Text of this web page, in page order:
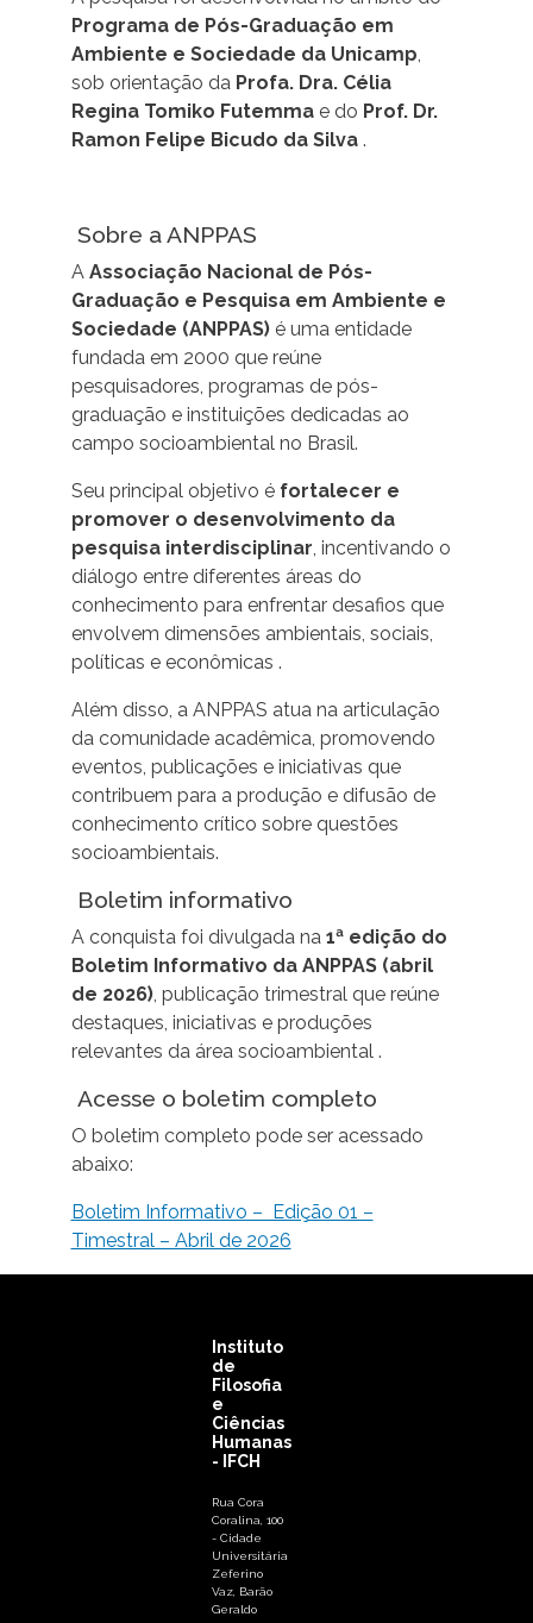
Programa de Pós-Graduação em
Ambiente e Sociedade da Unicamp
sob orientação da Profa. Dra. Célia
Regina Tomiko Futemmae do Prof. Dr.
Ramon Felipe Bicudo da Silva.
Sobre a ANPPAS
A Associação Nacional de Pós-
Graduação e Pesquisa em Ambiente e
Sociedade (ANPPAS)é uma entidade
fundada em 2000 que reúne
pesquisadores, programas de pós-
graduação e instituições dedicadas ao
campo socioambiental no Brasil.
Seu principal objetivo é fortalecer e
promover o desenvolvimento da
pesquisa interdisciplinar , incentivando o
diálogo entre diferentes áreas do
conhecimento para enfrentar desafios que
envolvem dimensões ambientais, sociais,
políticas e econômicas .
Além disso, a ANPPAS atua na articulação
da comunidade acadêmica, promovendo
eventos, publicações e iniciativas que
contribuem para a produção e difusão de
conhecimento crítico sobre questões
socioambientais.
Boletim informativo
A conquista foi divulgada na 1ª edição do
Boletim Informativo da ANPPAS (abril
de 2026), publicação trimestral que reúne
destaques, iniciativas e produções
relevantes da área socioambiental .
Acesse o boletim completo
O boletim completo pode ser acessado
abaixo:
Boletim Informativo – Edição 01 –
Timestral – Abril de 2026
Instituto
de
Filosofia
e
Ciências
Humanas
- IFCH
Rua Cora
Coralina, 100
- Cidade
Universitária
Zeferino
Vaz, Barão
Geraldo